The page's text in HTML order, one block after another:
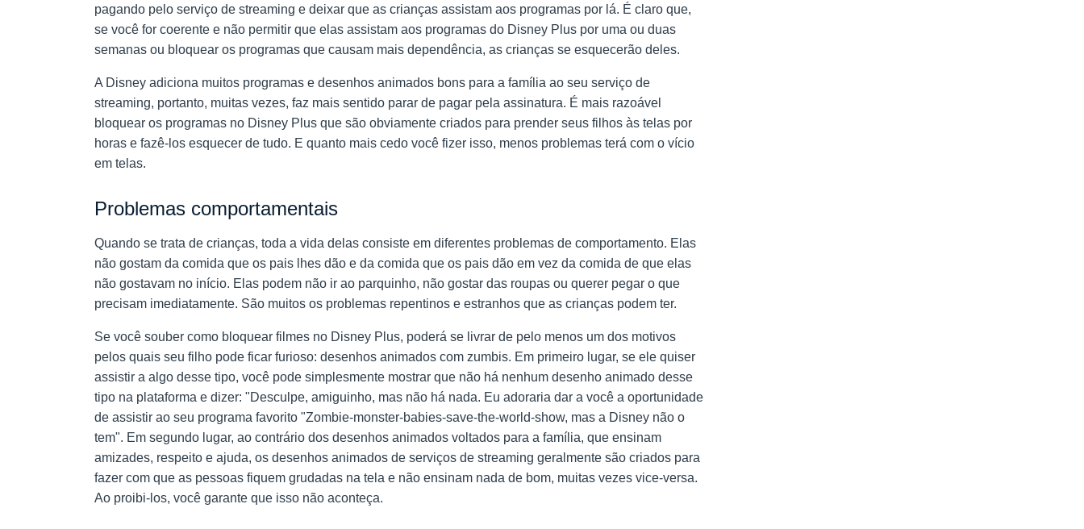
pagando pelo serviço de streaming e deixar que as crianças assistam aos programas por lá. É claro que,
se você for coerente e não permitir que elas assistam aos programas do Disney Plus por uma ou duas
semanas ou bloquear os programas que causam mais dependência, as crianças se esquecerão deles.
A Disney adiciona muitos programas e desenhos animados bons para a família ao seu serviço de
streaming, portanto, muitas vezes, faz mais sentido parar de pagar pela assinatura. É mais razoável
bloquear os programas no Disney Plus que são obviamente criados para prender seus filhos às telas por
horas e fazê-los esquecer de tudo. E quanto mais cedo você fizer isso, menos problemas terá com o vício
em telas.
Problemas comportamentais
Quando se trata de crianças, toda a vida delas consiste em diferentes problemas de comportamento. Elas
não gostam da comida que os pais lhes dão e da comida que os pais dão em vez da comida de que elas
não gostavam no início. Elas podem não ir ao parquinho, não gostar das roupas ou querer pegar o que
precisam imediatamente. São muitos os problemas repentinos e estranhos que as crianças podem ter.
Se você souber como bloquear filmes no Disney Plus, poderá se livrar de pelo menos um dos motivos
pelos quais seu filho pode ficar furioso: desenhos animados com zumbis. Em primeiro lugar, se ele quiser
assistir a algo desse tipo, você pode simplesmente mostrar que não há nenhum desenho animado desse
tipo na plataforma e dizer: "Desculpe, amiguinho, mas não há nada. Eu adoraria dar a você a oportunidade
de assistir ao seu programa favorito "Zombie-monster-babies-save-the-world-show, mas a Disney não o
tem". Em segundo lugar, ao contrário dos desenhos animados voltados para a família, que ensinam
amizades, respeito e ajuda, os desenhos animados de serviços de streaming geralmente são criados para
fazer com que as pessoas fiquem grudadas na tela e não ensinam nada de bom, muitas vezes vice-versa.
Ao proibi-los, você garante que isso não aconteça.